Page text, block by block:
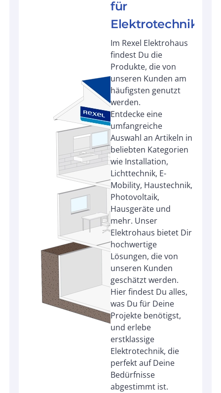
für
Elektrotechnik
Im Rexel Elektrohaus
findest Du die
Produkte, die von
unseren Kunden am
häufigsten genutzt
werden.
Entdecke eine
umfangreiche
Auswahl an Artikeln in
beliebten Kategorien
wie Installation,
Lichttechnik, E-
Mobility, Haustechnik,
Photovoltaik,
Hausgeräte und
mehr. Unser
Elektrohaus bietet Dir
hochwertige
Lösungen, die von
unseren Kunden
geschätzt werden.
Hier findest Du alles,
was Du für Deine
Projekte benötigst,
und erlebe
erstklassige
Elektrotechnik, die
perfekt auf Deine
Bedürfnisse
abgestimmt ist.